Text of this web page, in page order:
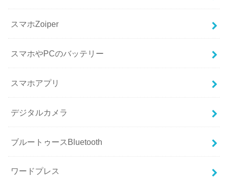
スマホZoiper
スマホやPCのバッテリー
スマホアプリ
デジタルカメラ
ブルートゥースBluetooth
ワードプレス